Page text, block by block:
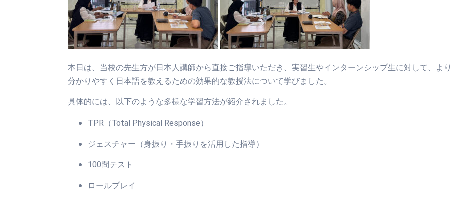
本日は、当校の先生方が日本人講師から直接ご指導いただき、実習生やインターンシップ生に対して、より
分かりやすく日本語を教えるための効果的な教授法について学びました。
具体的には、以下のような多様な学習方法が紹介されました。
TPR（Total Physical Response）
ジェスチャー（身振り・手振りを活用した指導）
100問テスト
ロールプレイ